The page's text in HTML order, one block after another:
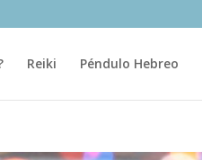
Reiki Péndulo Hebreo